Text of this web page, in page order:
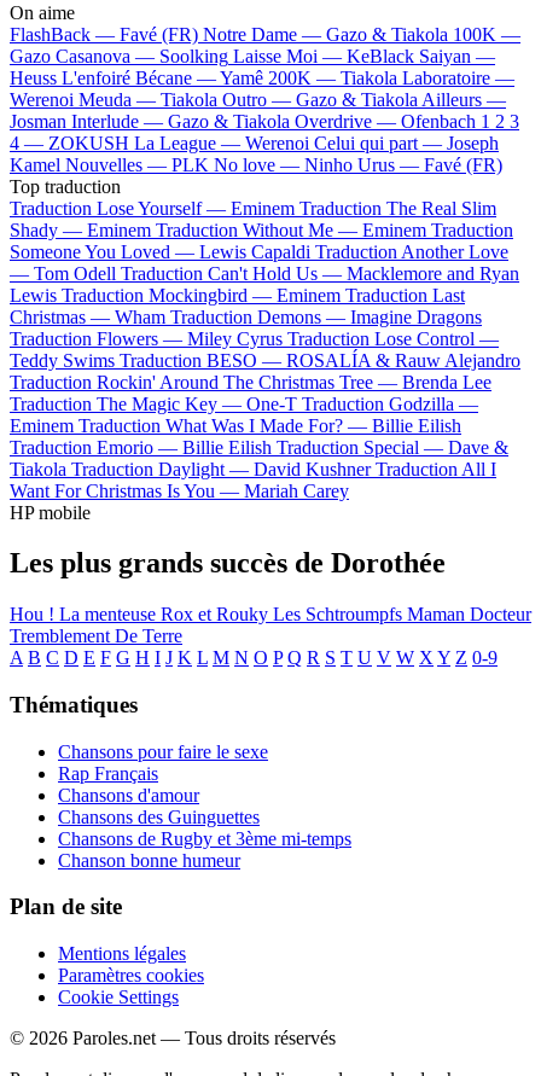
On aime
FlashBack — Favé (FR) Notre Dame — Gazo & Tiakola 100K —
Gazo Casanova — Soolking Laisse Moi — KeBlack Saiyan —
Heuss L'enfoiré Bécane —Yamê 200K — Tiakola Laboratoire —
Werenoi Meuda — Tiakola Outro — Gazo & Tiakola Ailleurs —
Josman Interlude — Gazo & Tiakola Overdrive — Ofenbach 1 2 3
4 — ZOKUSH La League — Werenoi Celui qui part — Joseph
Kamel Nouvelles — PLK No love — Ninho Urus — Favé (FR)
Top traduction
Traduction Lose Yourself — Eminem Traduction The Real Slim
Shady — Eminem Traduction Without Me — Eminem Traduction
Someone You Loved — Lewis Capaldi Traduction Another Love
— Tom Odell Traduction Can't Hold Us — Macklemore and Ryan
Lewis Traduction Mockingbird — Eminem Traduction Last
Christmas — Wham Traduction Demons — Imagine Dragons
Traduction Flowers — Miley Cyrus Traduction Lose Control —
Teddy Swims Traduction BESO — ROSALÍA & Rauw Alejandro
Traduction Rockin' Around The Christmas Tree — Brenda Lee
Traduction The Magic Key — One-T Traduction Godzilla —
Eminem Traduction What Was I Made For? — Billie Eilish
Traduction Emorio — Billie Eilish Traduction Special — Dave &
Tiakola Traduction Daylight — David Kushner Traduction All I
Want For Christmas Is You — Mariah Carey
HP mobile
Les plus grands succès de Dorothée
Hou ! La menteuse Rox et Rouky Les Schtroumpfs Maman Docteur
Tremblement De Terre
A B C D E F G H I J K L M N O P Q R S T U V W X Y Z 0-9
Thématiques
Chansons pour faire le sexe
Rap Français
Chansons d'amour
Chansons des Guinguettes
Chansons de Rugby et 3ème mi-temps
Chanson bonne humeur
Plan de site
Mentions légales
Paramètres cookies
Cookie Settings
© 2026 Paroles.net — Tous droits réservés